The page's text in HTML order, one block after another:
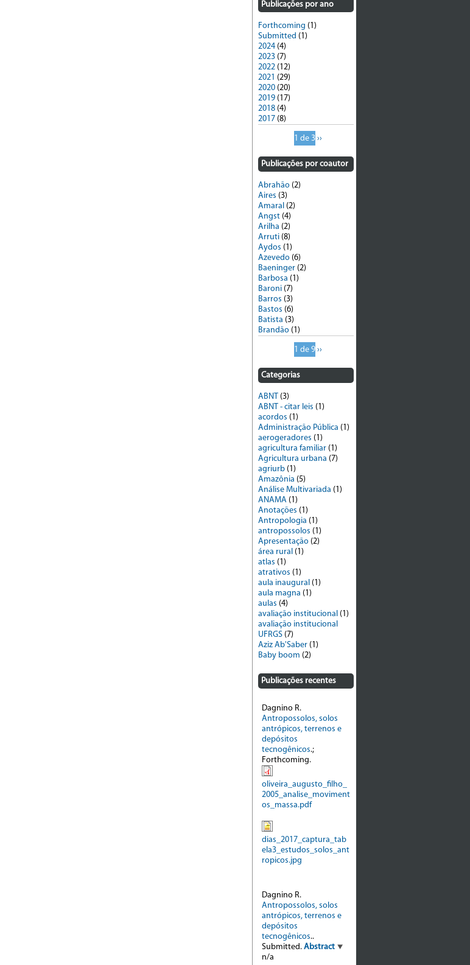
Publicações por ano
Forthcoming (1)
Submitted (1)
2024 (4)
2023 (7)
2022 (12)
2021 (29)
2020 (20)
2019 (17)
2018 (4)
2017 (8)
1 de 3 ››
Publicações por coautor
Abrahão (2)
Aires (3)
Amaral (2)
Angst (4)
Arilha (2)
Arruti (8)
Aydos (1)
Azevedo (6)
Baeninger (2)
Barbosa (1)
Baroni (7)
Barros (3)
Bastos (6)
Batista (3)
Brandão (1)
1 de 9 ››
Categorias
ABNT (3)
ABNT - citar leis (1)
acordos (1)
Administração Pública (1)
aerogeradores (1)
agricultura familiar (1)
Agricultura urbana (7)
agriurb (1)
Amazônia (5)
Análise Multivariada (1)
ANAMA (1)
Anotações (1)
Antropologia (1)
antropossolos (1)
Apresentação (2)
área rural (1)
atlas (1)
atrativos (1)
aula inaugural (1)
aula magna (1)
aulas (4)
avaliação institucional (1)
avaliação institucional
UFRGS (7)
Aziz Ab'Saber (1)
Baby boom (2)
Publicações recentes
Dagnino R.
Antropossolos, solos
antrópicos, terrenos e
depósitos
tecnogênicos.;
Forthcoming.
oliveira_augusto_filho_
2005_analise_moviment
os_massa.pdf
dias_2017_captura_tab
ela3_estudos_solos_ant
ropicos.jpg
Dagnino R.
Antropossolos, solos
antrópicos, terrenos e
depósitos
tecnogênicos..
Submitted.Abstract
n/a